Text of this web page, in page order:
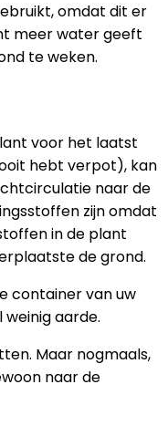
omdat dit er
meer water geeft
te weken.
voor het laatst
hebt verpot), kan
naar de
zijn omdat
in de plant
de grond.
container van uw
aarde.
Maar nogmaals,
naar de